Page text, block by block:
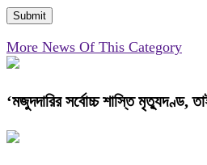
More News Of This Category
‘মজুদদারির সর্বোচ্চ শাস্তি মৃত্যুদণ্ড,